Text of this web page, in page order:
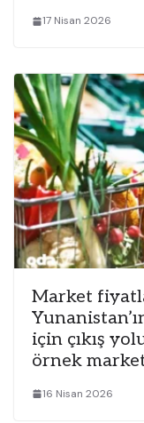
17 Nisan 2026
Market
için çıkış
örnek
16 Nisan 2026